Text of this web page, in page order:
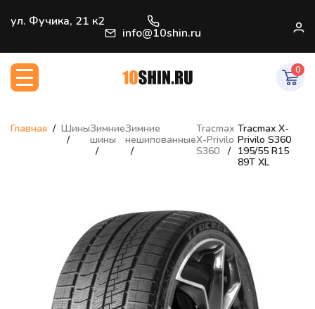
ул. Фучика, 21 к2
info@10shin.ru
0
Главная ШиныЗимние
шины
Зимние
нешипованные
Tracmax
X-Privilo
S360
Tracmax X-
Privilo S360
195/55 R15
89T XL